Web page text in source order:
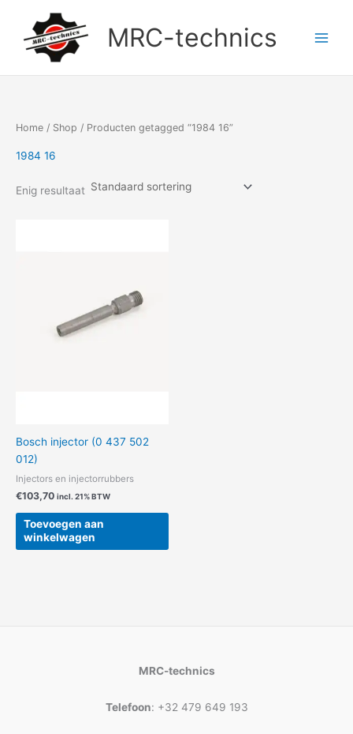
inhoud
MRC-technics
Home / Shop / Producten getagged “1984 16”
1984 16
Enig resultaat
Bosch injector (0 437 502
012)
Injectors en injectorrubbers
€103,70 incl. 21% BTW
Toevoegen aan
winkelwagen
MRC-technics
Telefoon: +32 479 649 193